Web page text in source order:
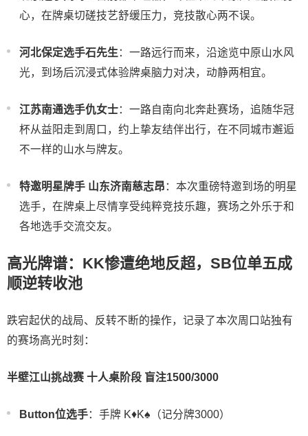
心，在牌桌切磋技艺舒缓压力，竞技散心两不误。
河北保定选手石先生：一路远行而来，沿途览中原山水风
光，到场后沉浸式体验牌桌脑力对决，动静两相宜。
江苏南通选手仇女士：一路自南向北奔赴赛场，追随华冠
杯从益阳走到周口，约上挚友结伴出行，在不同城市邂逅
不一样的山水与牌友。
特邀明星牌手 山东济南慈志昂：本次重磅特邀到场的明星
选手，在牌桌上尽情享受纯粹竞技乐趣，赛场之外乐于和
各地选手交流交友。
高光牌谱：KK惨遭绝地反超，SB位单五成
顺逆转收池
跌宕起伏的战局、反转不断的操作，记录了本次周口站独有
的赛场高光时刻：
半壁江山挑战赛 十人桌阶段 盲注1500/3000
Button位选手：手牌 K♦️K♠️（记分牌3000）